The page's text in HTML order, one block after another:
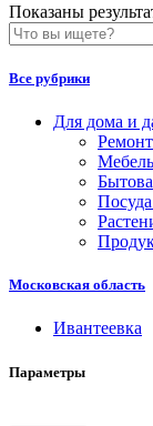
Показаны
Все рубрики
Для дома и
Московская область
Ивантеевка
Параметры